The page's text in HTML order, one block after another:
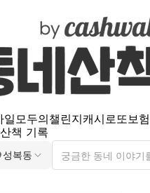
일모두의챌린지캐시로또보험
산책 기록
성복동